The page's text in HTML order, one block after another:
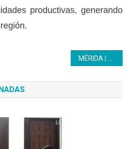
productivas, generando